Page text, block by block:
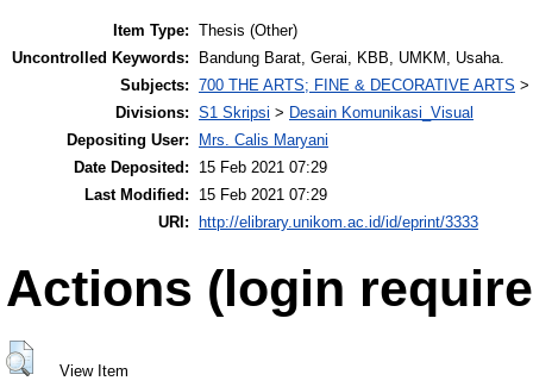
Item Type: Thesis (Other)
Uncontrolled Keywords:
Bandung Barat, Gerai, KBB, UMKM, Usaha.
Subjects: 700 THE ARTS; FINE & DECORATIVE ARTS >
Divisions: S1 Skripsi > Desain Komunikasi_Visual
Depositing User:
Mrs. Calis Maryani
Date Deposited:
15 Feb 2021 07:29
Last Modified:
15 Feb 2021 07:29
URI:
http://elibrary.unikom.ac.id/id/eprint/3333
Actions (login
View Item